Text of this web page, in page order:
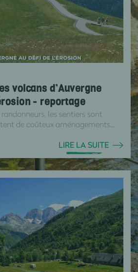
volcans d’Auvergne
- reportage
les sentiers sont
de coûteux aménagements...
LIRE LA SUITE